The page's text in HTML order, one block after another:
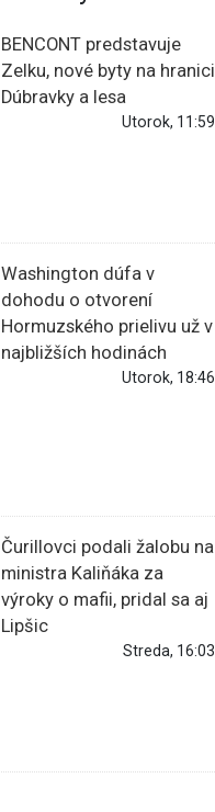
BENCONT predstavuje
Zelku, nové byty na hranici
Dúbravky a lesa
Utorok, 11:59
Washington dúfa v
dohodu o otvorení
Hormuzského prielivu už v
najbližších hodinách
Utorok, 18:46
Čurillovci podali žalobu na
ministra Kaliňáka za
výroky o mafii, pridal sa aj
Lipšic
Streda, 16:03